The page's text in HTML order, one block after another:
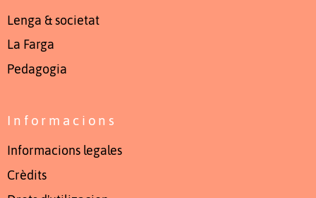
Lenga & societat
La Farga
Pedagogia
Informacions
Informacions legales
Crèdits